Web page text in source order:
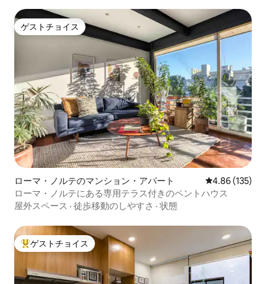
ゲストチョイス
ゲストチョイス
ローマ・ノルテのマンション・アパート レビュー135
4.86 (135)
ローマ・ノルテにある専用テラス付きのペントハウス
屋外スペース · 徒歩移動のしやすさ · 状態
大好評のゲストチョイスです。
ゲストチョイス